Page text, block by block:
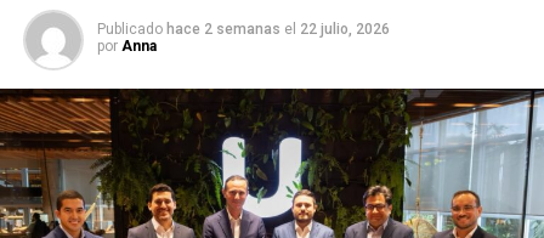
Publicado hace 2 semanas el 22 julio, 2026
por Anna